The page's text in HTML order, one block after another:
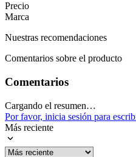
Este termo se integra a la rutina
entrenamientos, salidas al aire
mostaza. La garantía por defectos
largo plazo.
Precio
Marca
Nuestras recomendaciones
Comentarios sobre el producto
Comentarios
Cargando el resumen…
Por favor, inicia sesión para
Más reciente